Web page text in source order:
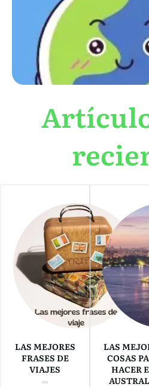
LAS MEJORES
FRASES DE
VIAJES
LAS
COSAS
HACER